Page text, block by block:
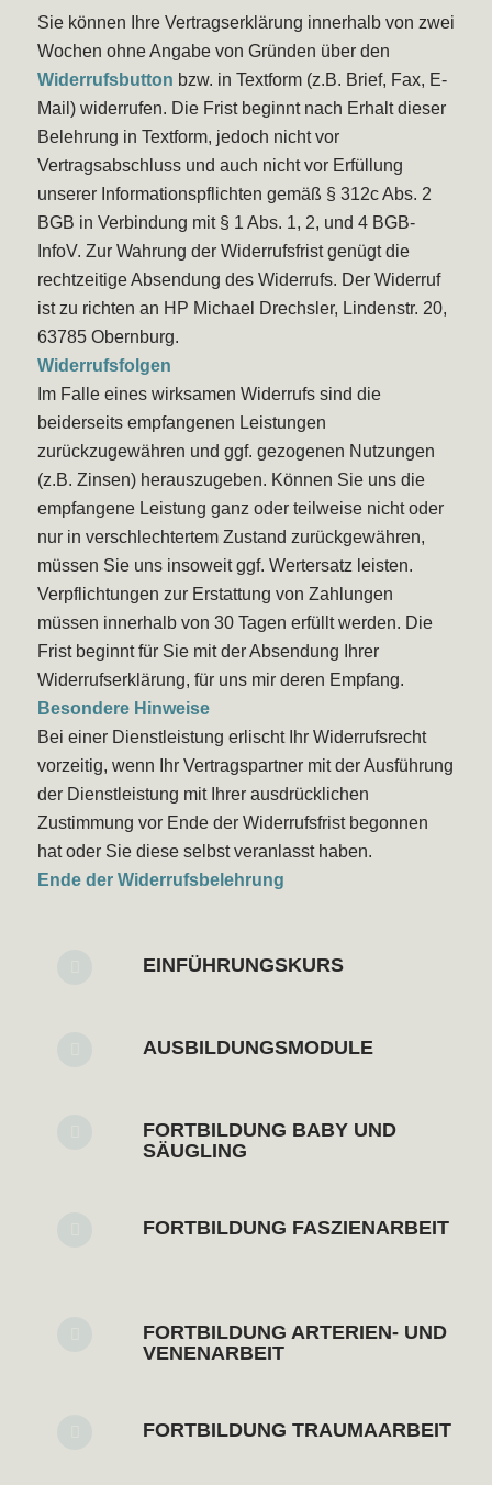
Sie können Ihre Vertragserklärung innerhalb von zwei
Wochen ohne Angabe von Gründen über den
Widerrufsbutton bzw. in Textform (z.B. Brief, Fax, E-
Mail) widerrufen. Die Frist beginnt nach Erhalt dieser
Belehrung in Textform, jedoch nicht vor
Vertragsabschluss und auch nicht vor Erfüllung
unserer Informationspflichten gemäß § 312c Abs. 2
BGB in Verbindung mit § 1 Abs. 1, 2, und 4 BGB-
InfoV. Zur Wahrung der Widerrufsfrist genügt die
rechtzeitige Absendung des Widerrufs. Der Widerruf
ist zu richten an HP Michael Drechsler, Lindenstr. 20,
63785 Obernburg.
Widerrufsfolgen
Im Falle eines wirksamen Widerrufs sind die
beiderseits empfangenen Leistungen
zurückzugewähren und ggf. gezogenen Nutzungen
(z.B. Zinsen) herauszugeben. Können Sie uns die
empfangene Leistung ganz oder teilweise nicht oder
nur in verschlechtertem Zustand zurückgewähren,
müssen Sie uns insoweit ggf. Wertersatz leisten.
Verpflichtungen zur Erstattung von Zahlungen
müssen innerhalb von 30 Tagen erfüllt werden. Die
Frist beginnt für Sie mit der Absendung Ihrer
Widerrufserklärung, für uns mir deren Empfang.
Besondere Hinweise
Bei einer Dienstleistung erlischt Ihr Widerrufsrecht
vorzeitig, wenn Ihr Vertragspartner mit der Ausführung
der Dienstleistung mit Ihrer ausdrücklichen
Zustimmung vor Ende der Widerrufsfrist begonnen
hat oder Sie diese selbst veranlasst haben.
Ende der Widerrufsbelehrung
EINFÜHRUNGSKURS
AUSBILDUNGSMODULE
FORTBILDUNG BABY UND
SÄUGLING
FORTBILDUNG FASZIENARBEIT
FORTBILDUNG ARTERIEN- UND
VENENARBEIT
FORTBILDUNG TRAUMAARBEIT